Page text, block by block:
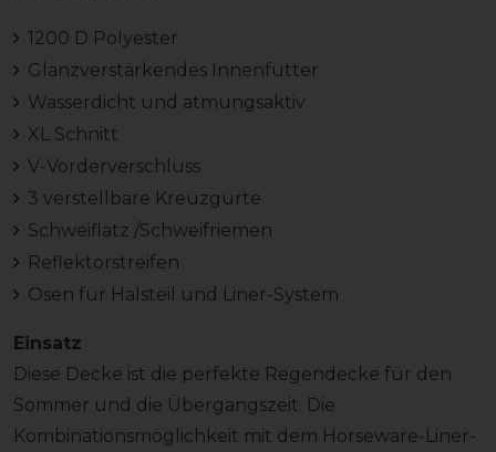
1200 D Polyester
Glanzverstärkendes Innenfutter
Wasserdicht und atmungsaktiv
XL Schnitt
V-Vorderverschluss
3 verstellbare Kreuzgurte
Schweiflatz /Schweifriemen
Reflektorstreifen
Ösen für Halsteil und Liner-System
Einsatz
Diese Decke ist die perfekte Regendecke für den
Sommer und die Übergangszeit. Die
Kombinationsmöglichkeit mit dem Horseware-Liner-